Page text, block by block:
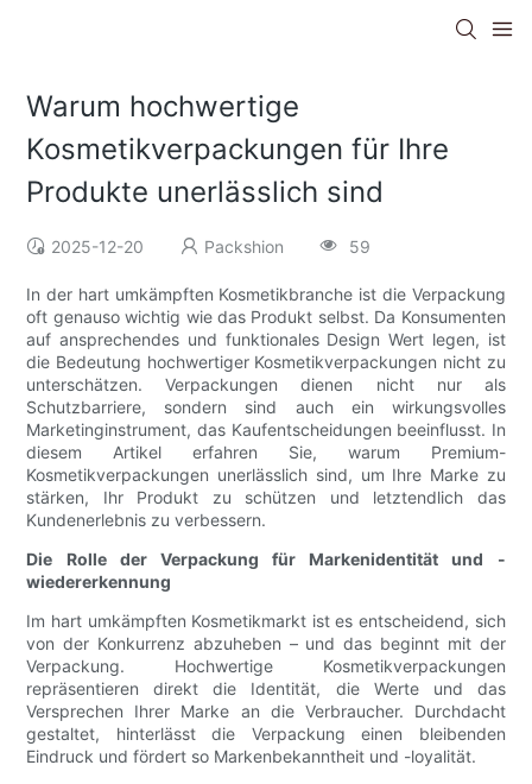
Warum hochwertige
Kosmetikverpackungen für Ihre
Produkte unerlässlich sind
2025-12-20 Packshion 59
In der hart umkämpften Kosmetikbranche ist die Verpackung
oft genauso wichtig wie das Produkt selbst. Da Konsumenten
auf ansprechendes und funktionales Design Wert legen, ist
die Bedeutung hochwertiger Kosmetikverpackungen nicht zu
unterschätzen. Verpackungen dienen nicht nur als
Schutzbarriere, sondern sind auch ein wirkungsvolles
Marketinginstrument, das Kaufentscheidungen beeinflusst. In
diesem Artikel erfahren Sie, warum Premium-
Kosmetikverpackungen unerlässlich sind, um Ihre Marke zu
stärken, Ihr Produkt zu schützen und letztendlich das
Kundenerlebnis zu verbessern.
Die Rolle der Verpackung für Markenidentität und -
wiedererkennung
Im hart umkämpften Kosmetikmarkt ist es entscheidend, sich
von der Konkurrenz abzuheben – und das beginnt mit der
Verpackung. Hochwertige Kosmetikverpackungen
repräsentieren direkt die Identität, die Werte und das
Versprechen Ihrer Marke an die Verbraucher. Durchdacht
gestaltet, hinterlässt die Verpackung einen bleibenden
Eindruck und fördert so Markenbekanntheit und -loyalität.